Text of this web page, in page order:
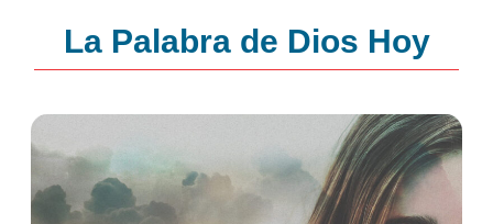
La Palabra de Dios Hoy